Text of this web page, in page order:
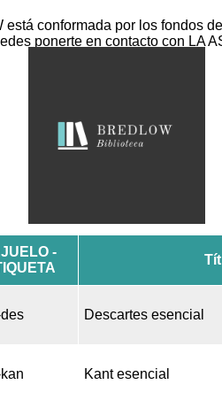
está conformada por los fondos
ponerte en contacto con LA
-
Descartes esencial
Kant esencial